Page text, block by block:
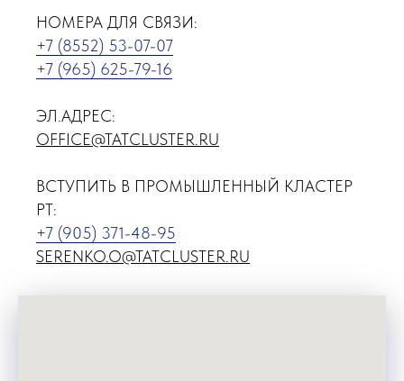
НОМЕРА ДЛЯ СВЯЗИ:
+7 (8552) 53-07-07
+7 (965) 625-79-16
ЭЛ.АДРЕС:
OFFICE@TATCLUSTER.RU
ВСТУПИТЬ В ПРОМЫШЛЕННЫЙ КЛАСТЕР
РТ:
+7 (905) 371-48-95
SERENKO.O@TATCLUSTER.RU